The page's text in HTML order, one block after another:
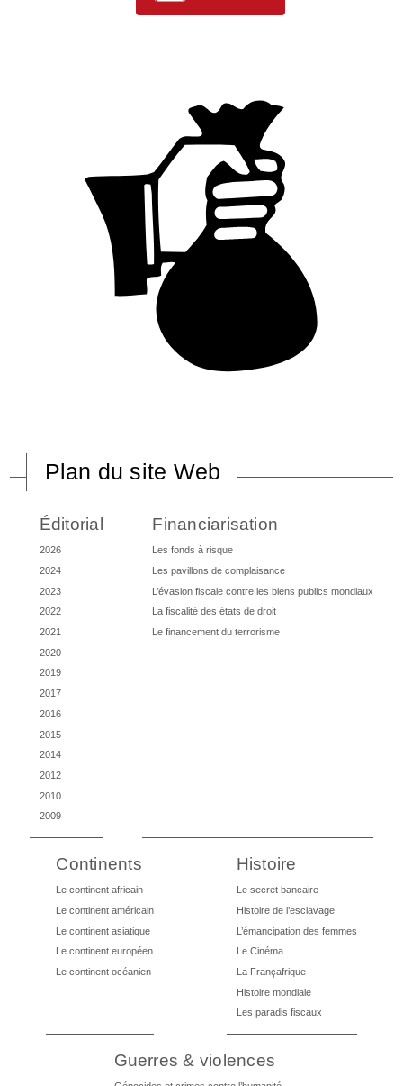
Plan du site Web
Éditorial
2026
2024
2023
2022
2021
2020
2019
2017
2016
2015
2014
2012
2010
2009
Financiarisation
Les fonds à risque
Les pavillons de complaisance
L’évasion fiscale contre les biens publics mondiaux
La fiscalité des états de droit
Le financement du terrorisme
Continents
Le continent africain
Le continent américain
Le continent asiatique
Le continent européen
Le continent océanien
Histoire
Le secret bancaire
Histoire de l’esclavage
L’émancipation des femmes
Le Cinéma
La Françafrique
Histoire mondiale
Les paradis fiscaux
Guerres & violences